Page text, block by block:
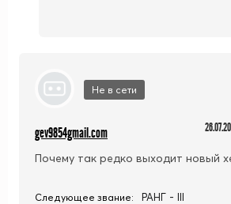
Не в сети
gev9854gmail.com
Почему так редко выходит новый
Следующее звание: РАНГ - III